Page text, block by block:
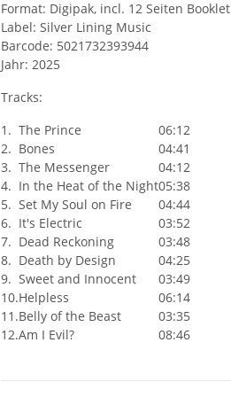
Format: Digipak, incl. 12 Seiten Booklet
Label: Silver Lining Music
Barcode: 5021732393944
Jahr: 2025
Tracks:
1. The Prince
06:12
2. Bones
04:41
3. The Messenger
04:12
4. In the Heat of the Night05:38
5. Set My Soul on Fire
04:44
6. It's Electric
03:52
7. Dead Reckoning
03:48
8. Death by Design
04:25
9. Sweet and Innocent
03:49
10.Helpless
06:14
11.Belly of the Beast
03:35
12.Am I Evil? 08:46